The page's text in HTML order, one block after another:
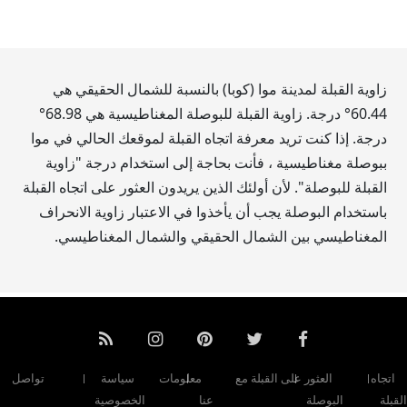
زاوية القبلة لمدينة موا (كوبا) بالنسبة للشمال الحقيقي هي
60.44° درجة. زاوية القبلة للبوصلة المغناطيسية هي 68.98
°
درجة. إذا كنت تريد معرفة اتجاه القبلة لموقعك الحالي في موا
ببوصلة مغناطيسية ، فأنت بحاجة إلى استخدام درجة "زاوية
القبلة للبوصلة". لأن أولئك الذين يريدون العثور على اتجاه القبلة
باستخدام البوصلة يجب أن يأخذوا في الاعتبار زاوية الانحراف
المغناطيسي بين الشمال الحقيقي والشمال المغناطيسي.
اتجاه
العثور على القبلة مع
البوصلة
معلومات
عنا
سياسة
الخصوصية
تواصل